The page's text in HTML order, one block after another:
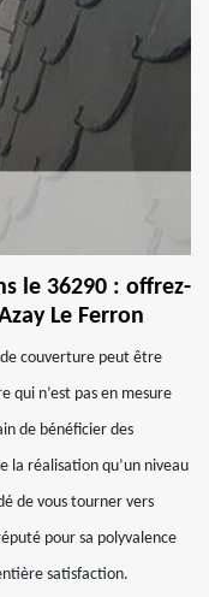
le 36290 : offrez-
Le Ferron
couverture peut être
qui n’est pas en mesure
de bénéficier des
la réalisation qu’un niveau
de vous tourner vers
pour sa polyvalence
satisfaction.